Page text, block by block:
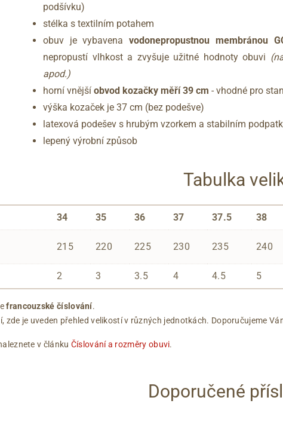
podšívku)
stélka s textilním potahem
obuv je vybavenavodonepropustnou membránou
nepropustí vlhkost a zvyšuje užitné hodnoty obuvi
apod.)
horní vnější obvod kozačky měří 39 cm - vhodné pro
výška kozaček je 37 cm (bez podešve)
latexová podešev s hrubým vzorkem a stabilním
lepený výrobní způsob
Tabulka
34 35 36 37 37.5 38
215 220 225 230 235 240
2 3 3.5 4 4.5 5
francouzské číslování.
zde je uveden přehled velikostí v různých jednotkách. Doporučujeme
v článku Číslování a rozměry obuvi.
Doporučené